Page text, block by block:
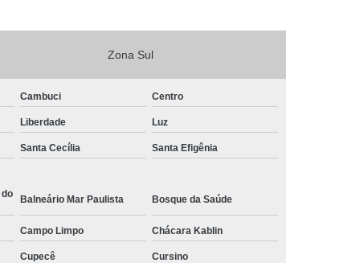
Zona Sul
Cambuci Centro
Liberdade Luz
Santa Cecília Santa Efigênia
Balneário Mar Paulista Bosque da Saúde
Campo Limpo Chácara Kablin
Cupecê Cursino